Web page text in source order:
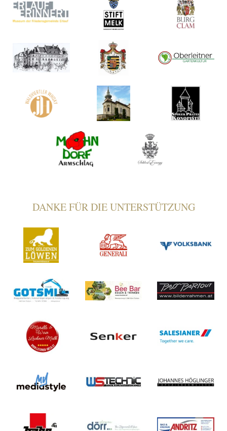
DANKE FÜR DIE UNTERSTÜTZUNG